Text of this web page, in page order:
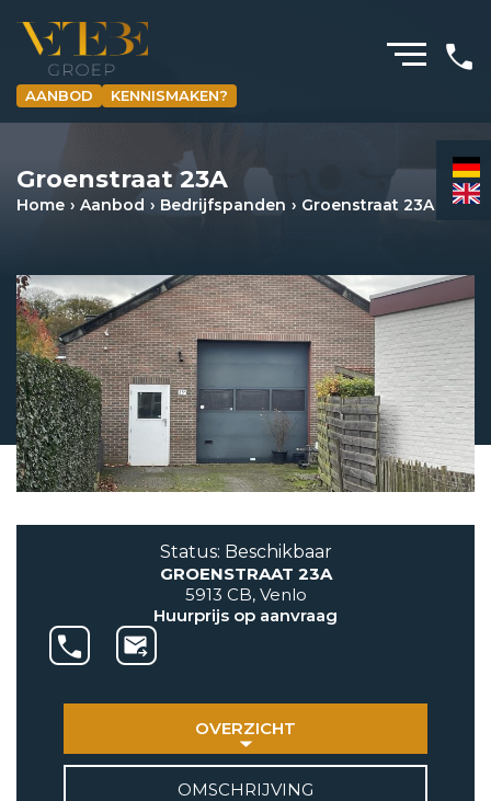
AANBOD KENNISMAKEN?
HOMEPAGINA
WONING­MAKELAARDIJ
HYPOTHEKEN
VERZEKERINGEN
NIEUWS & MEDIA
OVER ONS
REVIEWS
AANBOD
5931 CX Tegelen
info@vetebe.nl
BEL VETEBE
Groenstraat 23A
Home Aanbod Bedrijfspanden Groenstraat 23A
Status: Beschikbaar
GROENSTRAAT 23A
5913 CB, Venlo
Huurprijs op aanvraag
OVERZICHT
OMSCHRIJVING